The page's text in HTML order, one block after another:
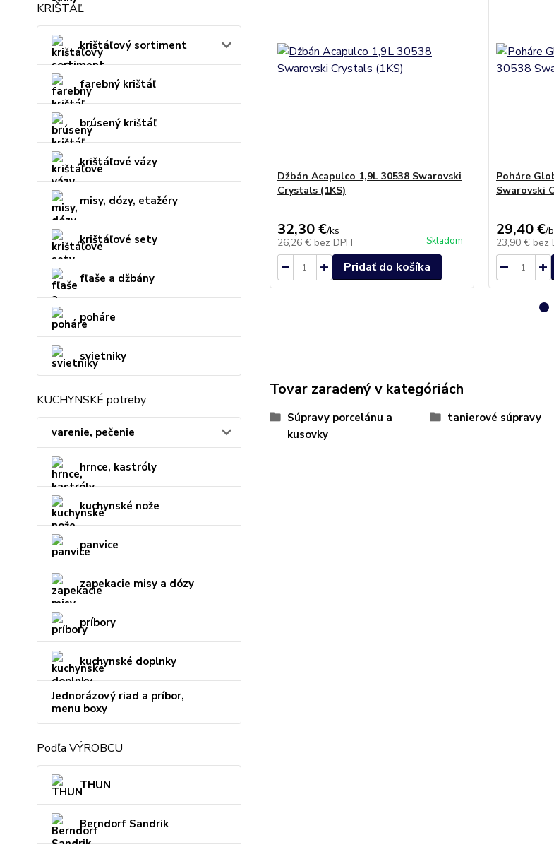
KRIŠTÁĽ
krištáľový sortiment
farebný krištáľ
brúsený krištáľ
krištáľové vázy
misy, dózy, etažéry
krištáľové sety
fľaše a džbány
poháre
svietniky
KUCHYNSKÉ potreby
varenie, pečenie
hrnce, kastróly
kuchynské nože
panvice
zapekacie misy a dózy
príbory
kuchynské doplnky
Jednorázový riad a príbor,
menu boxy
Podľa VÝROBCU
THUN
Berndorf Sandrik
Džbán Acapulco 1,9L 30538 Swarovski
Crystals (1KS)
32,30 €/ks
26,26 € bez DPH Skladom
Pridať do košíka
Poháre
Swarovski
29,40 €/
23,90 € bez
Tovar zaradený v kategóriách
Súpravy porcelánu a
kusovky
tanierové súpravy